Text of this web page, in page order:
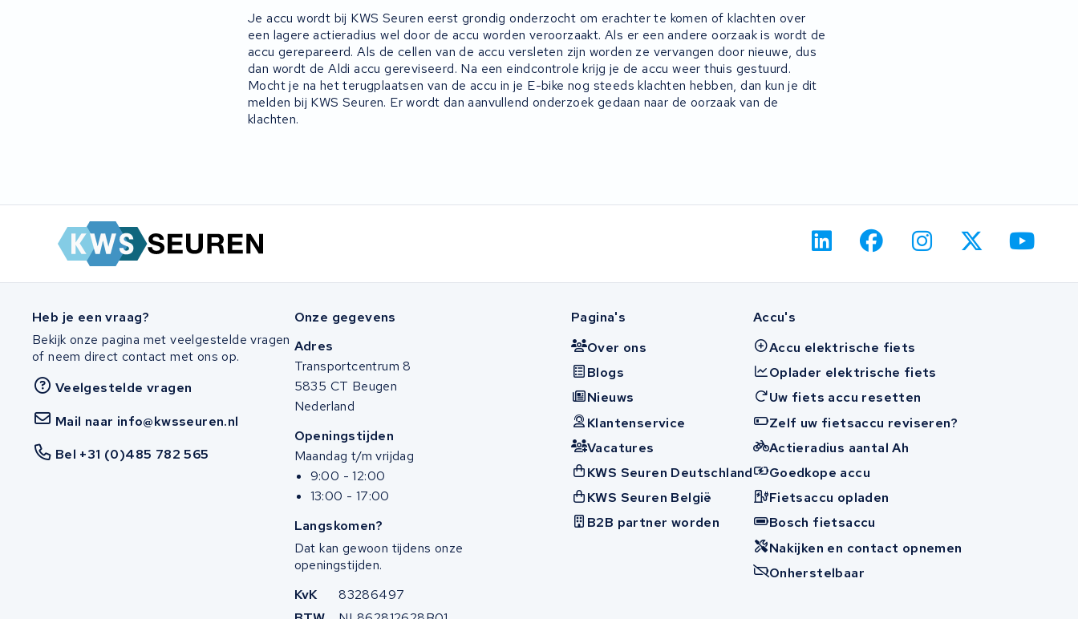
Bianchi
Winther
Zuchetti
E-kuma
Malaguti
Je accu wordt bij KWS Seuren eerst grondig onderzocht om erachter te komen of klachten over
een lagere actieradius wel door de accu worden veroorzaakt. Als er een andere oorzaak is wordt de
accu gerepareerd. Als de cellen van de accu versleten zijn worden ze vervangen door nieuwe, dus
dan wordt de Aldi accu gereviseerd. Na een eindcontrole krijg je de accu weer thuis gestuurd.
Mocht je na het terugplaatsen van de accu in je E-bike nog steeds klachten hebben, dan kun je dit
melden bij KWS Seuren. Er wordt dan aanvullend onderzoek gedaan naar de oorzaak van de
klachten.
Heb je een vraag?
Bekijk onze pagina met veelgestelde vragen
of neem direct contact met ons op.
Veelgestelde vragen
Mail naar info@kwsseuren.nl
Bel +31 (0)485 782 565
Onze gegevens
Adres
Transportcentrum 8
5835 CT Beugen
Nederland
Openingstijden
Maandag t/m vrijdag
9:00 - 12:00
13:00 - 17:00
Langskomen?
Dat kan gewoon tijdens onze
openingstijden.
KvK
83286497
Pagina's
Over ons
Blogs
Nieuws
Klantenservice
Vacatures
KWS Seuren Deutschland
KWS Seuren België
B2B partner worden
Accu's
Accu elektrische fiets
Oplader elektrische fiets
Uw fiets accu resetten
Zelf uw fietsaccu reviseren?
Actieradius aantal Ah
Goedkope accu
Fietsaccu opladen
Bosch fietsaccu
Nakijken en contact opnemen
Onherstelbaar